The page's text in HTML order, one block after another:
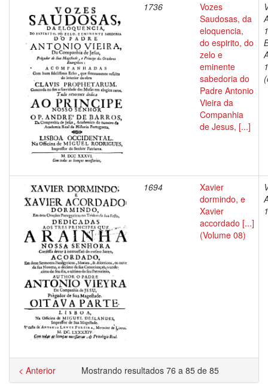
1736
Vozes
Saudosas, da
eloquencia,
do espirito, do
zelo e
eminente
sabedoria do
Padre Antonio
Vieira da
Companhia
de Jesus, [...]
1694
Xavier
dormindo, e
Xavier
accordado [...]
(Volume 08)
Mostrando resultados 76 a 85 de 85
< Anterior